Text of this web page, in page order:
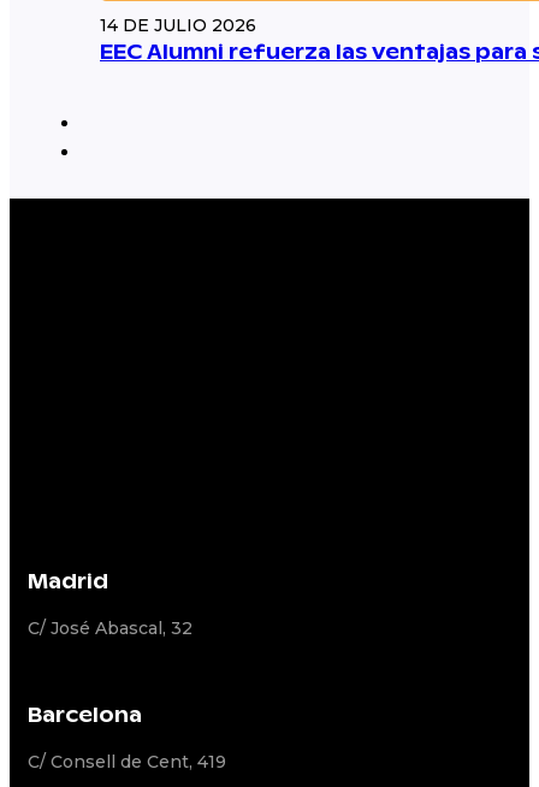
14 DE JULIO 2026
EEC Alumni refuerza las ventajas
Madrid
C/ José Abascal, 32
Barcelona
C/ Consell de Cent, 419